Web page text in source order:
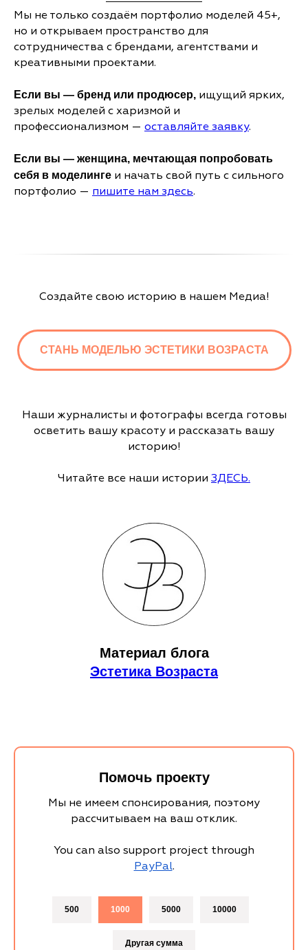
Мы не только создаём портфолио моделей 45+,
но и открываем пространство для
сотрудничества с брендами, агентствами и
креативными проектами.
Если вы — бренд или продюсер, ищущий ярких,
зрелых моделей с харизмой и
профессионализмом — оставляйте заявку.
Если вы — женщина, мечтающая попробовать
себя в моделинге и начать свой путь с сильного
портфолио — пишите нам здесь.
Создайте свою историю в нашем Медиа!
СТАНЬ МОДЕЛЬЮ ЭСТЕТИКИ ВОЗРАСТА
Наши журналисты и фотографы всегда готовы
осветить вашу красоту и рассказать вашу
историю!
Читайте все наши истории ЗДЕСЬ.
Материал блога
Эстетика Возраста
Помочь проекту
Мы не имеем спонсирования, поэтому
рассчитываем на ваш отклик.
You can also support project through
PayPal.
500 1000 5000 10000
Другая сумма